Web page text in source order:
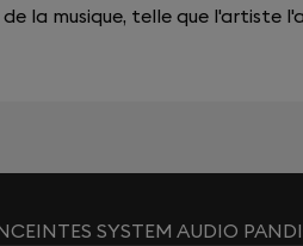
la musique, telle que l'artiste
SYSTEM AUDIO